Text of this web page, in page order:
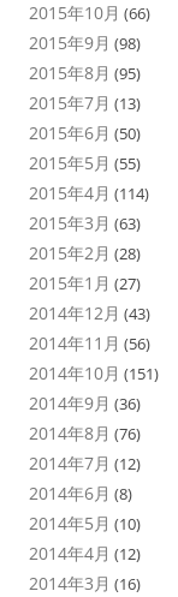
2015年10月 (66)
2015年9月 (98)
2015年8月 (95)
2015年7月 (13)
2015年6月 (50)
2015年5月 (55)
2015年4月 (114)
2015年3月 (63)
2015年2月 (28)
2015年1月 (27)
2014年12月 (43)
2014年11月 (56)
2014年10月 (151)
2014年9月 (36)
2014年8月 (76)
2014年7月 (12)
2014年6月 (8)
2014年5月 (10)
2014年4月 (12)
2014年3月 (16)